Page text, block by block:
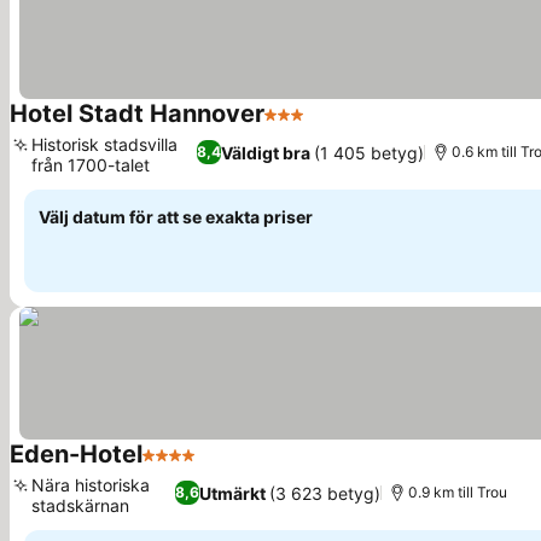
Hotel Stadt Hannover3 Stjärnor
8,4Väldigt bra (1 405 betyg)
Historisk stadsvilla
från 1700-talet
0.6 km till
Välj datum för att se exakta priser
Eden-Hotel4 Stjärnor
8,6Utmärkt (3 623 betyg)
Nära historiska
stadskärnan
0.9 km till Trou